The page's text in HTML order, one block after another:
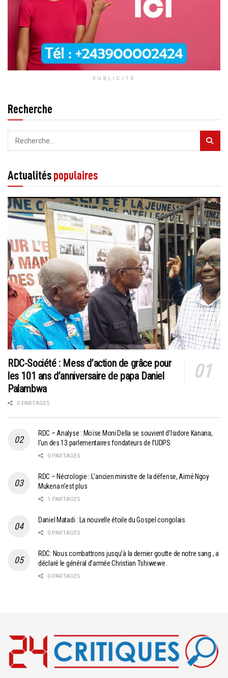
PUBLICITÉ
Recherche
Actualitéspopulaires
RDC-Société : Mess d’action de grâce pour
les 101 ans d’anniversaire de papa Daniel
Palambwa
0 PARTAGES
RDC – Analyse : Moïse Moni Della se souvient d’Isidore Kanana,
l’un des 13 parlementaires fondateurs de l’UDPS
0 PARTAGES
RDC – Nécrologie : L’ancien ministre de la défense, Aimé Ngoy
Mukena n’est plus
1 PARTAGES
Daniel Matadi : La nouvelle étoile du Gospel congolais
0 PARTAGES
RDC: Nous combattrons jusqu’à la dernier goutte de notre sang , a
déclaré le général d’armée Christian Tshiwewe .
0 PARTAGES